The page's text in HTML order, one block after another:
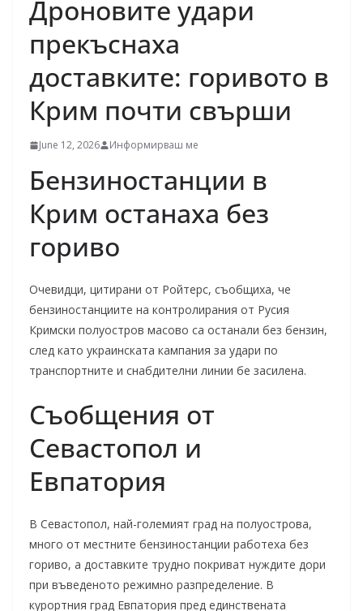
Дроновите удари
прекъснаха
доставките: горивото в
Крим почти свърши
June 12, 2026 Информирваш ме
Бензиностанции в
Крим останаха без
гориво
Очевидци, цитирани от Ройтерс, съобщиха, че
бензиностанциите на контролирания от Русия
Кримски полуостров масово са останали без бензин,
след като украинската кампания за удари по
транспортните и снабдителни линии бе засилена.
Съобщения от
Севастопол и
Евпатория
В Севастопол, най-големият град на полуострова,
много от местните бензиностанции работеха без
гориво, а доставките трудно покриват нуждите дори
при въведеното режимно разпределение. В
курортния град Евпатория пред единствената